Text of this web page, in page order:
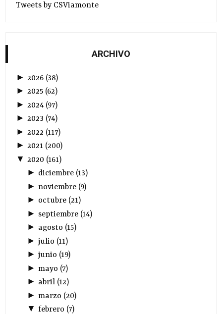
Tweets by CSViamonte
ARCHIVO
► 2026 (38)
►2025 (62)
► 2024 (97)
►2023 (74)
► 2022 (117)
►2021 (200)
▼ 2020 (161)
► diciembre(13)
► noviembre(9)
► octubre(21)
► septiembre(14)
► agosto (15)
► julio (11)
► junio (19)
► mayo (7)
► abril(12)
► marzo (20)
▼ febrero (7)